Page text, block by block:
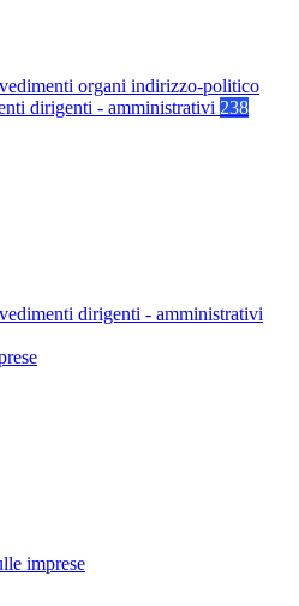
organi indirizzo-politico
dirigenti - amministrativi 238
dirigenti - amministrativi
imprese